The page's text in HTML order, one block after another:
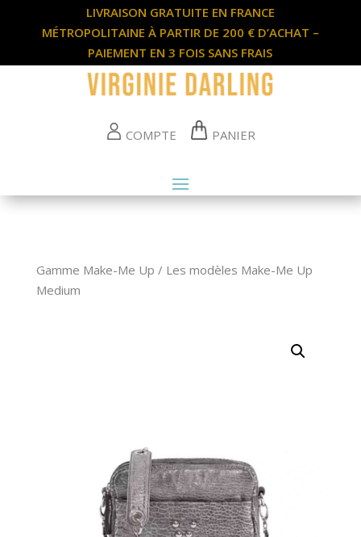
LIVRAISON GRATUITE EN FRANCE
MÉTROPOLITAINE À PARTIR DE 200 € D’ACHAT –
PAIEMENT EN 3 FOIS SANS FRAIS
COMPTE PANIER
Gamme Make-Me Up / Les modèles Make-Me Up
Medium